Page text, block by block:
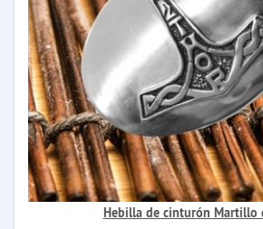
Hebilla de cinturón Martillo